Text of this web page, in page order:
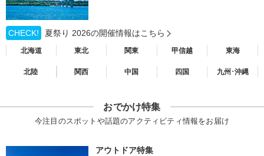
CHECK! 夏祭り 2026の開催情報はこちら
北海道 東北 関東 甲信越 東海
北陸 関西 中国 四国 九州･沖縄
おでかけ特集
今注目のスポットや話題のアクティビティ情報をお届け
アウトドア特集